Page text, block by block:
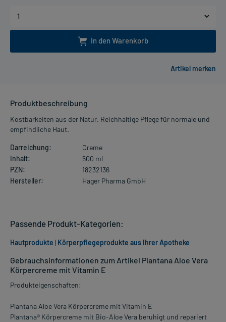
In den Warenkorb
Produktbeschreibung
Kostbarkeiten aus der Natur. Reichhaltige Pflege für normale und
empfindliche Haut.
Darreichung:
Creme
Inhalt:
500 ml
PZN:
18232136
Hersteller:
Hager Pharma GmbH
Gebrauchsinformationen zum Artikel Plantana Aloe Vera
Körpercreme mit Vitamin E
Produkteigenschaften:
Plantana Aloe Vera Körpercreme mit Vitamin E
Plantana® Körpercreme mit Bio-Aloe Vera beruhigt und repariert
Passende Produkt-Kategorien:
Hautprodukte | Körperpflegeprodukte aus Ihrer Apotheke